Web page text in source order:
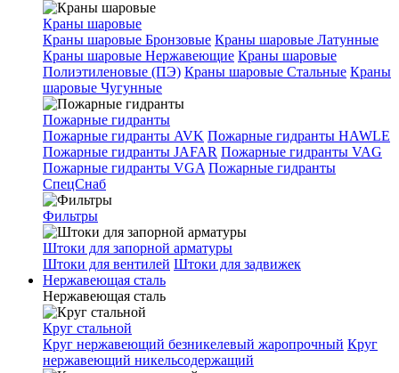
Краны шаровые
Краны шаровые Бронзовые Краны шаровые Латунные
Краны шаровые Нержавеющие Краны шаровые
Полиэтиленовые (ПЭ) Краны шаровые Стальные Краны
шаровые Чугунные
Пожарные гидранты
Пожарные гидранты AVK Пожарные гидранты HAWLE
Пожарные гидранты JAFAR Пожарные гидранты VAG
Пожарные гидранты VGA Пожарные гидранты
СпецСнаб
Фильтры
Штоки для запорной арматуры
Штоки для вентилей Штоки для задвижек
Нержавеющая сталь
Нержавеющая сталь
Круг стальной
Круг нержавеющий безникелевый жаропрочный Круг
нержавеющий никельсодержащий